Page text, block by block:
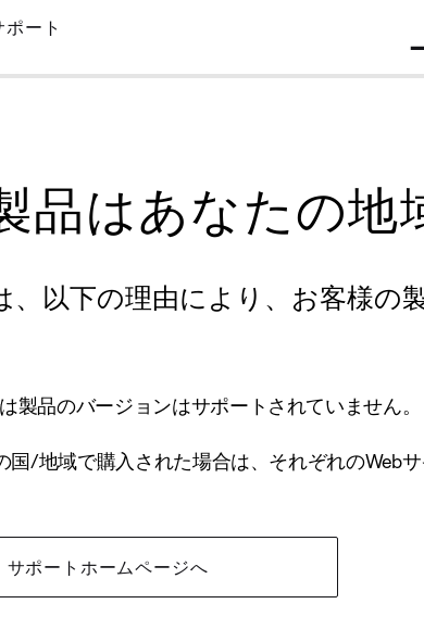
ポート
品はあなたの
、以下の理由により、お客様の
製品のバージョンはサポートされていません。
国/地域で購入された場合は、それぞれのWeb
サポートホームページへ